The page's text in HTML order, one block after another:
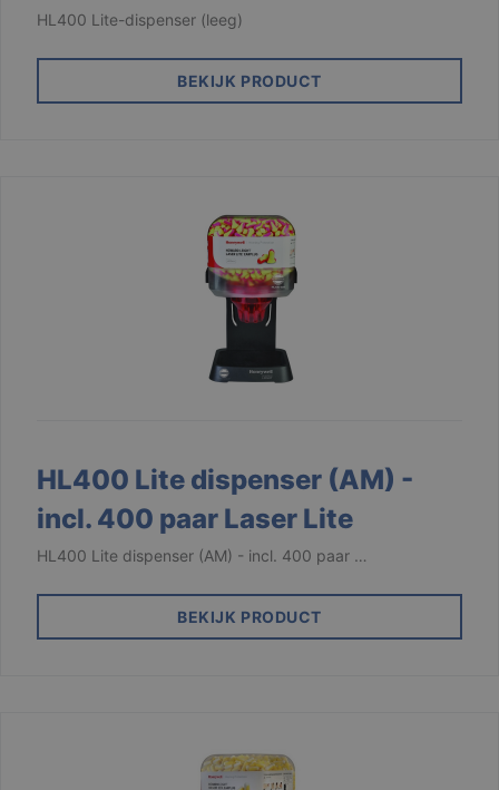
HL400 Lite-dispenser (leeg)
BEKIJK PRODUCT
HL400 Lite dispenser (AM) -
incl. 400 paar Laser Lite
HL400 Lite dispenser (AM) - incl. 400 paar …
BEKIJK PRODUCT